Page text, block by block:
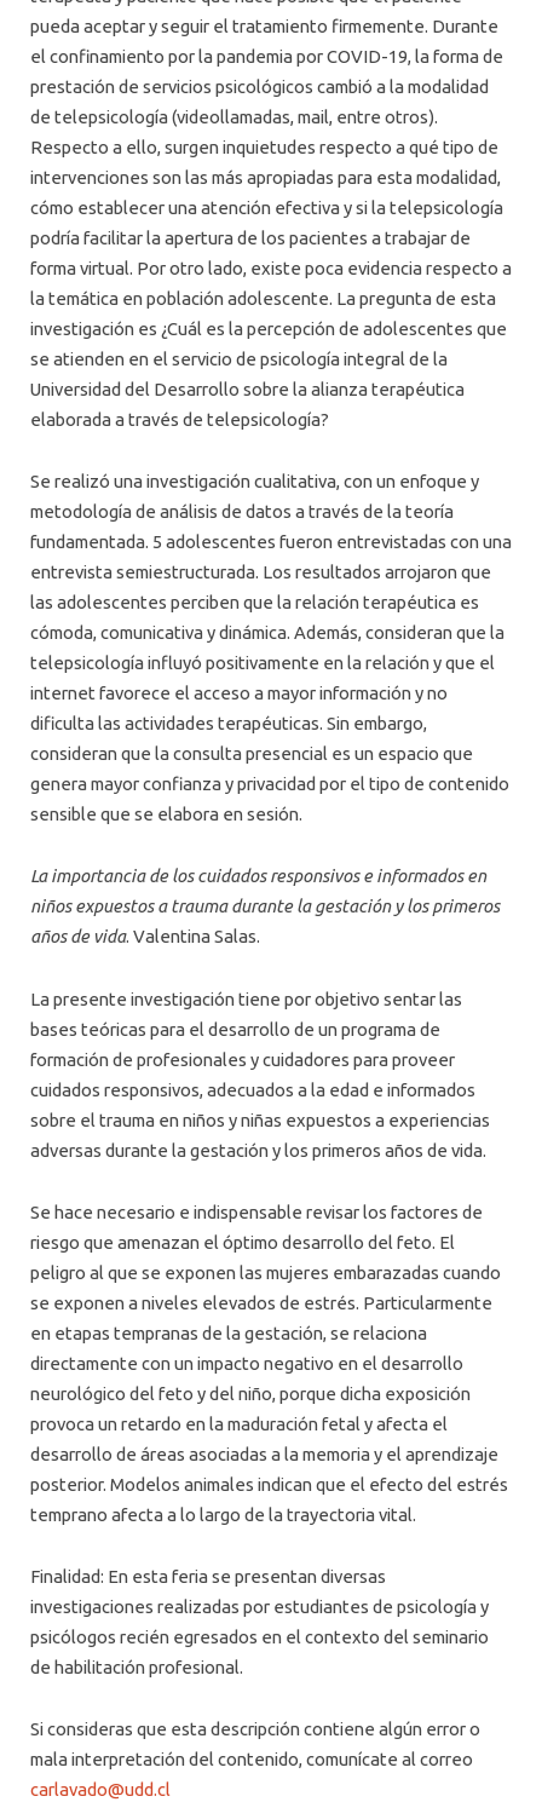
pueda aceptar y seguir el tratamiento firmemente. Durante
el confinamiento por la pandemia por COVID-19, la forma de
prestación de servicios psicológicos cambió a la modalidad
de telepsicología (videollamadas, mail, entre otros).
Respecto a ello, surgen inquietudes respecto a qué tipo de
intervenciones son las más apropiadas para esta modalidad,
cómo establecer una atención efectiva y si la telepsicología
podría facilitar la apertura de los pacientes a trabajar de
forma virtual. Por otro lado, existe poca evidencia respecto a
la temática en población adolescente. La pregunta de esta
investigación es ¿Cuál es la percepción de adolescentes que
se atienden en el servicio de psicología integral de la
Universidad del Desarrollo sobre la alianza terapéutica
elaborada a través de telepsicología?
Se realizó una investigación cualitativa, con un enfoque y
metodología de análisis de datos a través de la teoría
fundamentada. 5 adolescentes fueron entrevistadas con una
entrevista semiestructurada. Los resultados arrojaron que
las adolescentes perciben que la relación terapéutica es
cómoda, comunicativa y dinámica. Además, consideran que la
telepsicología influyó positivamente en la relación y que el
internet favorece el acceso a mayor información y no
dificulta las actividades terapéuticas. Sin embargo,
consideran que la consulta presencial es un espacio que
genera mayor confianza y privacidad por el tipo de contenido
sensible que se elabora en sesión.
La importancia de los cuidados responsivos e informados en
niños expuestos a trauma durante la gestación y los primeros
años de vida. Valentina Salas.
La presente investigación tiene por objetivo sentar las
bases teóricas para el desarrollo de un programa de
formación de profesionales y cuidadores para proveer
cuidados responsivos, adecuados a la edad e informados
sobre el trauma en niños y niñas expuestos a experiencias
adversas durante la gestación y los primeros años de vida.
Se hace necesario e indispensable revisar los factores de
riesgo que amenazan el óptimo desarrollo del feto. El
peligro al que se exponen las mujeres embarazadas cuando
se exponen a niveles elevados de estrés. Particularmente
en etapas tempranas de la gestación, se relaciona
directamente con un impacto negativo en el desarrollo
neurológico del feto y del niño, porque dicha exposición
provoca un retardo en la maduración fetal y afecta el
desarrollo de áreas asociadas a la memoria y el aprendizaje
posterior. Modelos animales indican que el efecto del estrés
temprano afecta a lo largo de la trayectoria vital.
Finalidad: En esta feria se presentan diversas
investigaciones realizadas por estudiantes de psicología y
psicólogos recién egresados en el contexto del seminario
de habilitación profesional.
Si consideras que esta descripción contiene algún error o
mala interpretación del contenido, comunícate al correo
carlavado@udd.cl